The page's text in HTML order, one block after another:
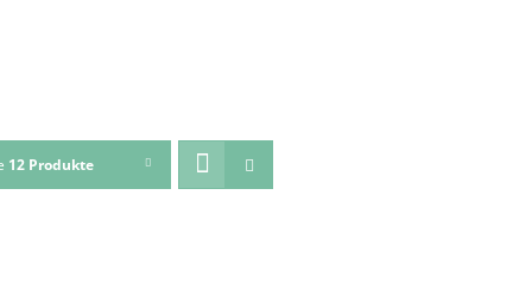
12 Produkte